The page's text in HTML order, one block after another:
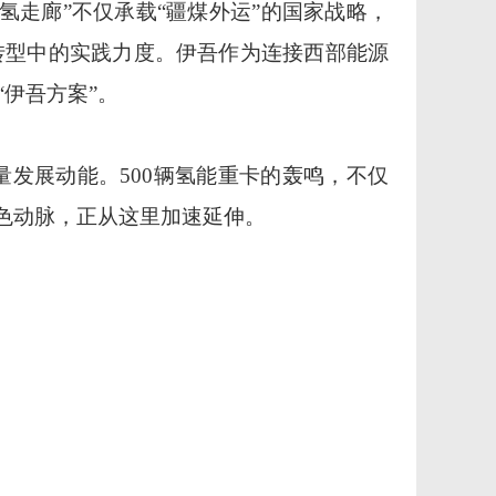
走廊”不仅承载“疆煤外运”的国家战略，
中的实践力度。伊吾作为连接西部能源
伊吾方案”。
展动能。 500辆氢能重卡的轰鸣，不仅
脉，正从这里加速延伸。